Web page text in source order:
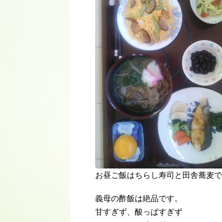
お昼ご飯はちらし寿司と田舎蕎麦
義母の酢飯は絶品です。
甘すぎず、酸っぱすぎず